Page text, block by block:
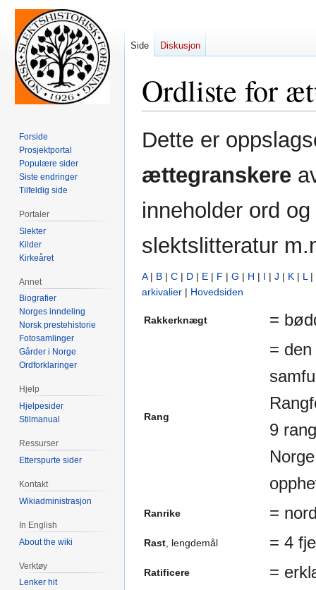
Ordliste for
Hopp
til
Hopp
til
Dette er
ættegranskere
inneholder ord
slektslitteratur
A| B | C | D | E | F | G | H | I | J | K | L|
arkivalier | Hovedsiden
Rakkerknægt =
Rang
=
9
Ranrike =
Rast, lengdemål = 4
Ratificere =
Side Diskusjon
Forside
Prosjektportal
Populære sider
Siste endringer
Tilfeldig side
Portaler
Slekter
Kilder
Kirkeåret
Annet
Biografier
Norges inndeling
Norsk prestehistorie
Fotosamlinger
Gårder i Norge
Ordforklaringer
Hjelp
Hjelpesider
Stilmanual
Ressurser
Etterspurte sider
Kontakt
Wikiadministrasjon
In English
About the wiki
Verktøy
Lenker hit